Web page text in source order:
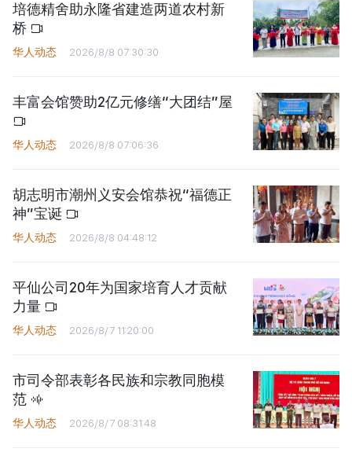
培德精舍助永隆省建造两道农村新
桥
华人动态 2026/8/8 07:30:30
丰富会馆赞助2亿元修缮“大团结”屋
华人动态 2026/8/8 07:06:36
胡志明市潮州义安会馆恭祝“福德正
神”宝诞
华人动态 2026/8/8 04:48:12
平仙公司20年为国家培育人才贡献
力量
华人动态 2026/8/7 11:20:00
市司令部表彰各民族和宗教同胞模
范
华人动态 2026/8/7 08:31:48